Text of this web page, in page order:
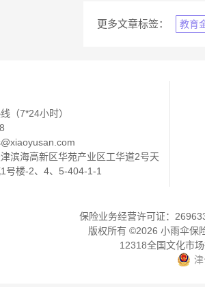
更多文章标签： 教育
（7*24小时）
滨海高新区华苑产业区工华道2号天
号楼-2、4、5-404-1-1
保险业务经营许可证：
版权所有 ©2026 小雨伞保
12318全国文化市